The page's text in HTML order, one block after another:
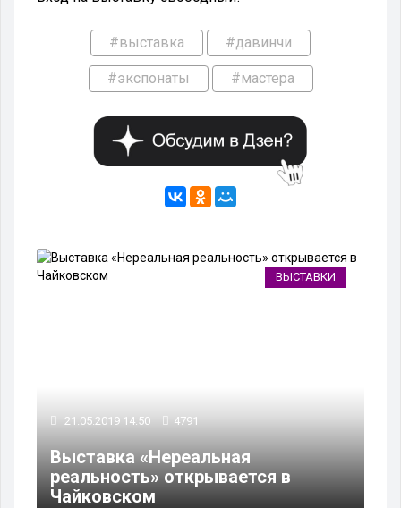
#выставка #давинчи
#экспонаты #мастера
ВЫСТАВКИ
21.05.2019 14:50 4791
Выставка «Нереальная
реальность» открывается в
Чайковском